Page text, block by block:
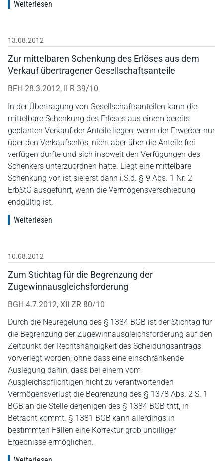
Weiterlesen
13.08.2012
Zur mittelbaren Schenkung des Erlöses aus dem
Verkauf übertragener Gesellschaftsanteile
BFH 28.3.2012, II R 39/10
In der Übertragung von Gesellschaftsanteilen kann die
mittelbare Schenkung des Erlöses aus einem bereits
geplanten Verkauf der Anteile liegen, wenn der Erwerber nur
über den Verkaufserlös, nicht aber über die Anteile frei
verfügen durfte und sich insoweit den Verfügungen des
Schenkers unterzuordnen hatte. Liegt eine mittelbare
Schenkung vor, ist sie erst dann i.S.d. § 9 Abs. 1 Nr. 2
ErbStG ausgeführt, wenn die Vermögensverschiebung
endgültig ist.
Weiterlesen
10.08.2012
Zum Stichtag für die Begrenzung der
Zugewinnausgleichsforderung
BGH 4.7.2012, XII ZR 80/10
Durch die Neuregelung des § 1384 BGB ist der Stichtag für
die Begrenzung der Zugewinnausgleichsforderung auf den
Zeitpunkt der Rechtshängigkeit des Scheidungsantrags
vorverlegt worden, ohne dass eine einschränkende
Auslegung dahin, dass bei einem vom
Ausgleichspflichtigen nicht zu verantwortenden
Vermögensverlust die Begrenzung des § 1378 Abs. 2 S. 1
BGB an die Stelle derjenigen des § 1384 BGB tritt, in
Betracht kommt. § 1381 BGB kann allerdings in
bestimmten Fällen eine Korrektur grob unbilliger
Ergebnisse ermöglichen.